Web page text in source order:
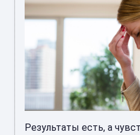
Результаты есть, а